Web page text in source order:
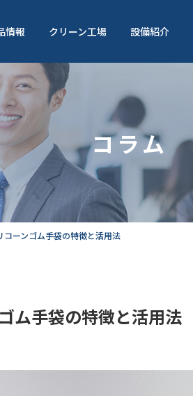
情報 クリーン工場 設備紹介
コラム
コーンゴム手袋の特徴と活用法
ム手袋の特徴と活用法